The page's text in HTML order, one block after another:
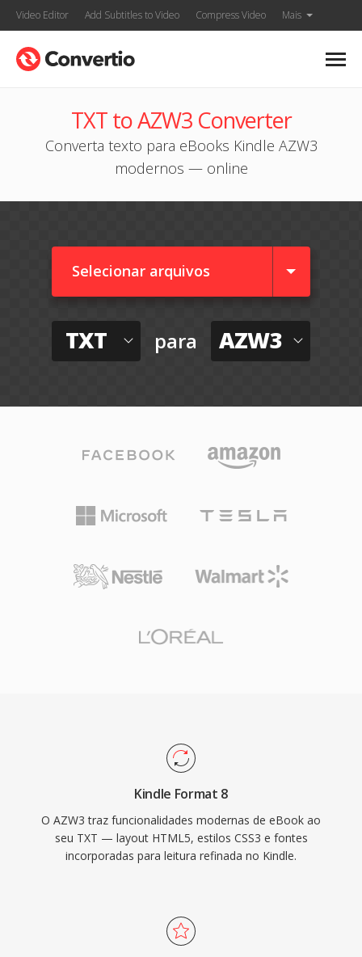
Video Editor Add Subtitles to Video Compress Video Mais
TXT to AZW3 Converter
Converta texto para eBooks Kindle AZW3
modernos — online
Selecionar arquivos
TXT para AZW3
Kindle Format 8
O AZW3 traz funcionalidades modernas de eBook ao
seu TXT — layout HTML5, estilos CSS3 e fontes
incorporadas para leitura refinada no Kindle.